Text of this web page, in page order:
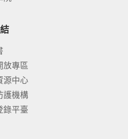
放專區
源中心
護機構
錄平臺